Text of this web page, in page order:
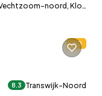
noord, Klo…
D
8.3 Transwijk-Noord